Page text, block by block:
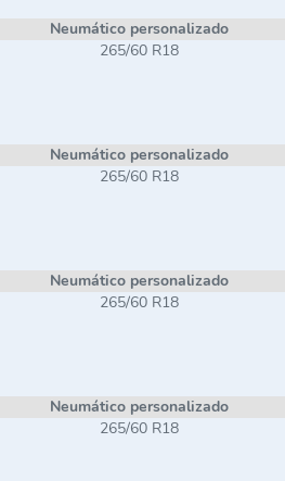
Neumático personalizado
265/60 R18
Neumático personalizado
265/60 R18
Neumático personalizado
265/60 R18
Neumático personalizado
265/60 R18